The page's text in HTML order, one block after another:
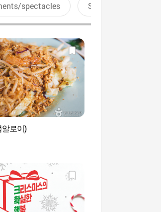
spectacles Sports aquatiques
알로이)